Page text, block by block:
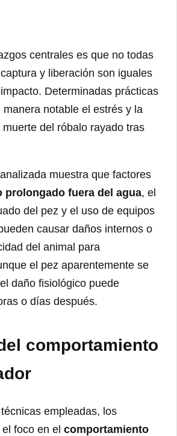
centrales es que no todas
y liberación son iguales
Determinadas prácticas
manera notable el estrés y la
del róbalo rayado tras
muestra que factores
prolongado fuera del agua, el
del pez y el uso de equipos
causar daños internos o
del animal para
el pez aparentemente se
daño fisiológico puede
o días después.
comportamiento
empleadas, los
foco en el comportamiento